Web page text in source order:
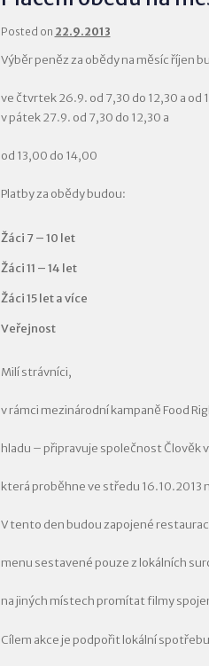
Posted on 22.9.2013
Výběr peněz za obědy na měsíc říjen
ve čtvrtek 26.9. od 7,30 do 12,30 a od
v pátek 27.9. od 7,30 do 12,30 a
od 13,00 do 14,00
Platby za obědy budou:
Žáci 7 – 10 let
Žáci 11 – 14 let
Žáci 15 let a více
Veřejnost
Milí strávníci,
v rámci mezinárodní kampaně Food
hladu – připravuje společnost Člověk v
která proběhne ve středu 16.10.2013
V tento den budou zapojené
menu sestavené pouze z lokálních
na jiných místech promítat filmy
Cílem akce je podpořit lokální